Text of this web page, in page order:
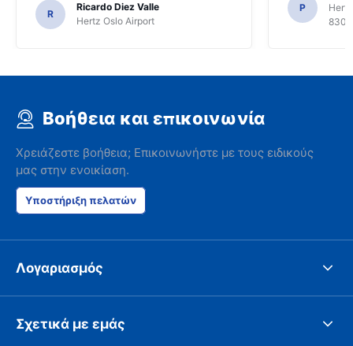
R
Ricardo Diez Valle
Hertz Oslo Airport
P
8300
Βοήθεια και επικοινωνία
Χρειάζεστε βοήθεια; Επικοινωνήστε με τους ειδικούς
μας στην ενοικίαση.
Υποστήριξη πελατών
Λογαριασμός
Σχετικά με εμάς